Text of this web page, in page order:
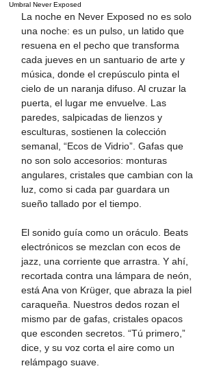
Umbral Never Exposed
La noche en Never Exposed no es solo
una noche: es un pulso, un latido que
resuena en el pecho que transforma
cada jueves en un santuario de arte y
música, donde el crepúsculo pinta el
cielo de un naranja difuso. Al cruzar la
puerta, el lugar me envuelve. Las
paredes, salpicadas de lienzos y
esculturas, sostienen la colección
semanal, “Ecos de Vidrio”. Gafas que
no son solo accesorios: monturas
angulares, cristales que cambian con la
luz, como si cada par guardara un
sueño tallado por el tiempo.
El sonido guía como un oráculo. Beats
electrónicos se mezclan con ecos de
jazz, una corriente que arrastra. Y ahí,
recortada contra una lámpara de neón,
está Ana von Krüger, que abraza la piel
caraqueña. Nuestros dedos rozan el
mismo par de gafas, cristales opacos
que esconden secretos. “Tú primero,”
dice, y su voz corta el aire como un
relámpago suave.